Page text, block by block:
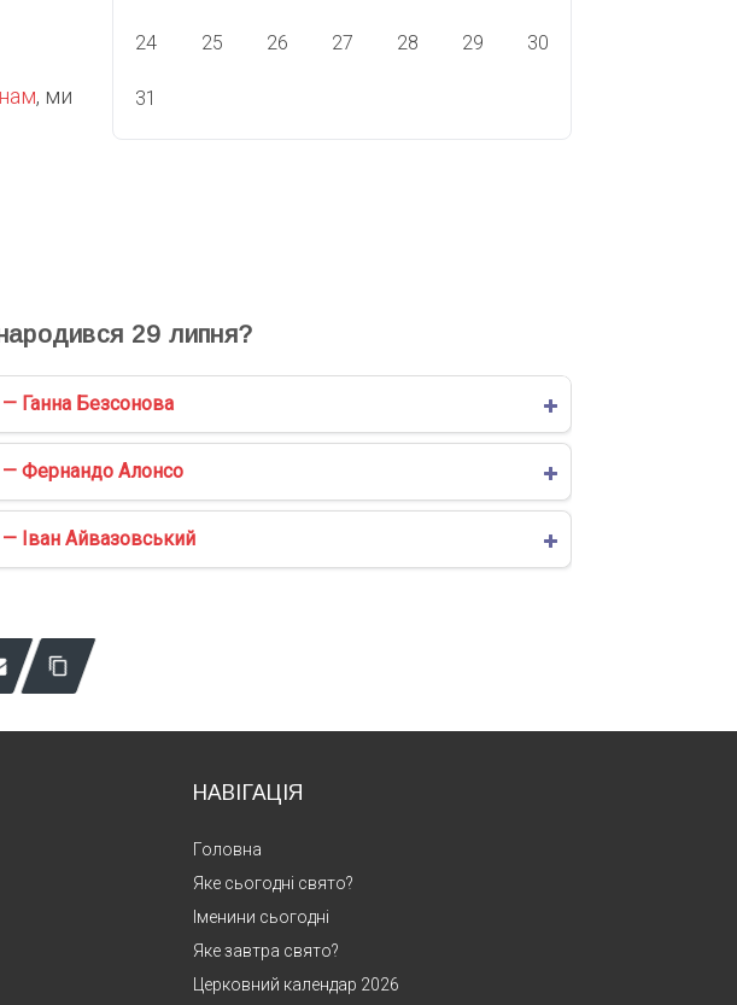
, ми
24 25 26 27 28 29 30
31
29 липня?
Ганна Безсонова
— Фернандо Алонсо
Іван Айвазовський
НАВІГАЦІЯ
Головна
Яке сьогодні свято?
Іменини сьогодні
Яке завтра свято?
Церковний календар 2026